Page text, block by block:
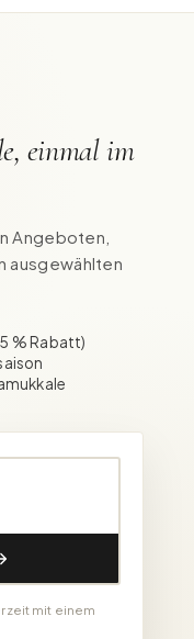
einmal im
Angeboten,
ausgewählten
% Rabatt)
mit einem